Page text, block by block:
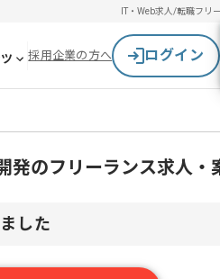
IT・Web求人/転職フリ
採用企業の方へ ログイン
発のフリーランス求人・
した